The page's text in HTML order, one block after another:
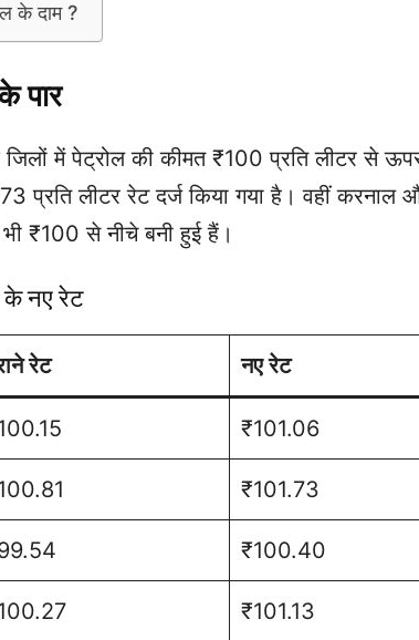
के दाम ?
पार
जिलों में पेट्रोल की कीमत ₹100 प्रति लीटर से
प्रति लीटर रेट दर्ज किया गया है। वहीं करनाल
₹100 से नीचे बनी हुई हैं।
के नए रेट
रेट नए रेट
₹101.06
₹101.73
₹100.40
₹101.13